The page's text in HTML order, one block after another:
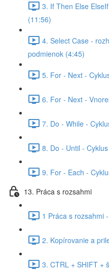
3. If Then Else
(11:56)
4. Select Case -
podmienok (4:45)
5. For - Next -
6. For - Next -
7. Do - While -
8. Do - Until -
9. For - Each -
13. Práca s rozsahmi
1 Práca s rozsahmi
2. Kopírovanie a
3. CTRL + SHIFT +